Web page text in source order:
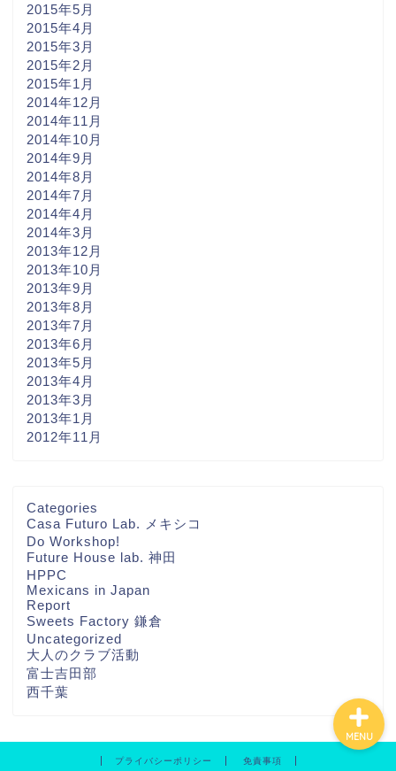
2015年5月
2015年4月
2015年3月
2015年2月
2015年1月
2014年12月
2014年11月
2014年10月
2014年9月
2014年8月
2014年7月
2014年4月
2014年3月
2013年12月
2013年10月
2013年9月
2013年8月
2013年7月
2013年6月
2013年5月
2013年4月
2013年3月
2013年1月
2012年11月
Categories
Casa Futuro Lab. メキシコ
Do Workshop!
Future House lab. 神田
HPPC
Mexicans in Japan
Report
Sweets Factory 鎌倉
Uncategorized
大人のクラブ活動
富士吉田部
西千葉
プライバシーポリシー 免責事項
MENU
NETWORKについて